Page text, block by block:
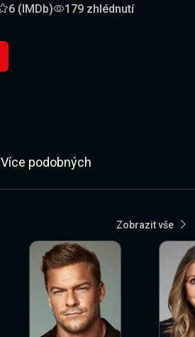
6 (IMDb) 179 zhlédnutí
Více podobných
Zobrazit vše